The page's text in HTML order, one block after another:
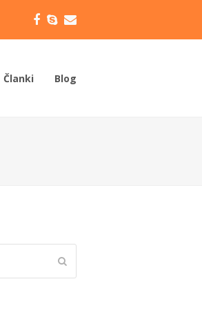
Facebook
SkypeEmail
Članki Blog